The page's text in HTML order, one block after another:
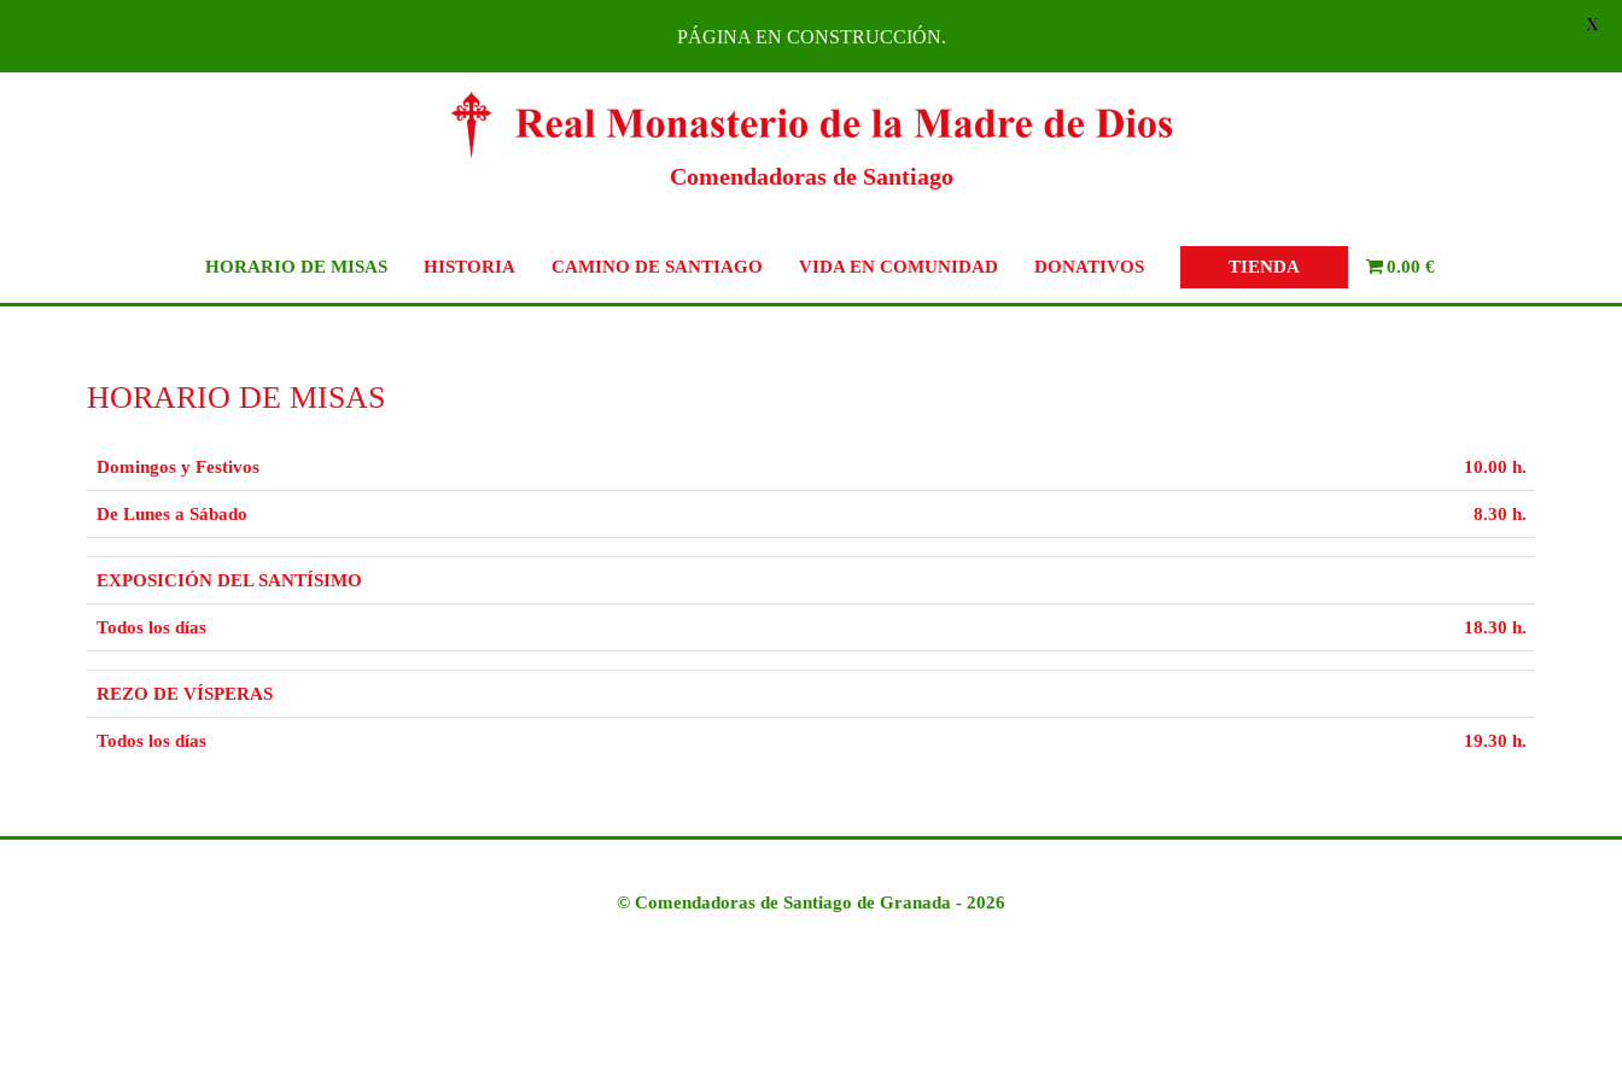
Comendadoras de Santiago
HORARIO DE MISAS HISTORIA CAMINO DE SANTIAGO VIDA EN COMUNIDAD DONATIVOS TIENDA 0.00 €
HORARIO DE MISAS
Domingos y Festivos 10.00 h.
De Lunes a Sábado 8.30 h.
EXPOSICIÓN DEL SANTÍSIMO
Todos los días 18.30 h.
REZO DE VÍSPERAS
Todos los días 19.30 h.
© Comendadoras de Santiago de Granada - 2026
PÁGINA EN CONSTRUCCIÓN.
X